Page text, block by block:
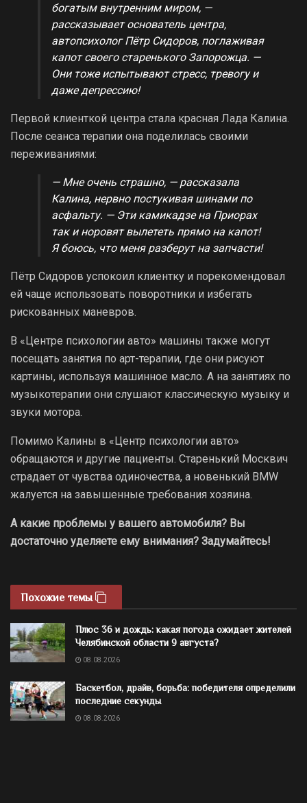
богатым внутренним миром, —
рассказывает основатель центра,
автопсихолог Пётр Сидоров, поглаживая
капот своего старенького Запорожца. —
Они тоже испытывают стресс, тревогу и
даже депрессию!
Первой клиенткой центра стала красная Лада Калина.
После сеанса терапии она поделилась своими
переживаниями:
— Мне очень страшно, — рассказала
Калина, нервно постукивая шинами по
асфальту. — Эти камикадзе на Приорах
так и норовят вылететь прямо на капот!
Я боюсь, что меня разберут на запчасти!
Пётр Сидоров успокоил клиентку и порекомендовал
ей чаще использовать поворотники и избегать
рискованных маневров.
В «Центре психологии авто» машины также могут
посещать занятия по арт-терапии, где они рисуют
картины, используя машинное масло. А на занятиях по
музыкотерапии они слушают классическую музыку и
звуки мотора.
Помимо Калины в «Центр психологии авто»
обращаются и другие пациенты. Старенький Москвич
страдает от чувства одиночества, а новенький BMW
жалуется на завышенные требования хозяина.
А какие проблемы у вашего автомобиля? Вы
достаточно уделяете ему внимания? Задумайтесь!
Похожие темы
Плюс 36 и дождь: какая погода ожидает жителей
Челябинской области 9 августа?
08.08.2026
Баскетбол, драйв, борьба: победителя определили
последние секунды
08.08.2026